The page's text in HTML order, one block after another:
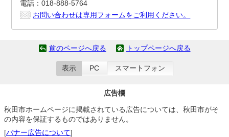
電話：018-888-5764
お問い合わせは専用フォームをご利用ください。
前のページへ戻る トップページへ戻る
表示 PC スマートフォン
広告欄
秋田市ホームページに掲載されている広告については、秋田市がそ
の内容を保証するものではありません。
[バナー広告について]